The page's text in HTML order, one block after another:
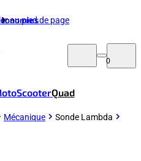
au pied de page
0
ScooterQuad
Mécanique Sonde Lambda